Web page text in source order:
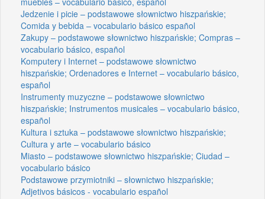
Jedzenie i picie – podstawowe słownictwo hiszpańskie;
Comida y bebida – vocabulario básico español
Zakupy – podstawowe słownictwo hiszpańskie; Compras –
vocabulario básico, español
Komputery i Internet – podstawowe słownictwo
hiszpańskie; Ordenadores e Internet – vocabulario básico,
español
Instrumenty muzyczne – podstawowe słownictwo
hiszpańskie; Instrumentos musicales – vocabulario básico,
español
Kultura i sztuka – podstawowe słownictwo hiszpańskie;
Cultura y arte – vocabulario básico
Miasto – podstawowe słownictwo hiszpańskie; Ciudad –
vocabulario básico
Podstawowe przymiotniki – słownictwo hiszpańskie;
Adjetivos básicos - vocabulario español